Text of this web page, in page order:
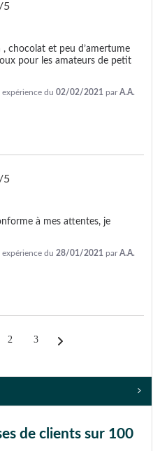
/5
chocolat et peu d’amertume
pour les amateurs de petit
expérience du 02/02/2021 parA.A.
/5
à mes attentes, je
expérience du 28/01/2021 parA.A.
2 3
de clients sur 100